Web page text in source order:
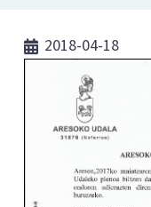
2018-04-18